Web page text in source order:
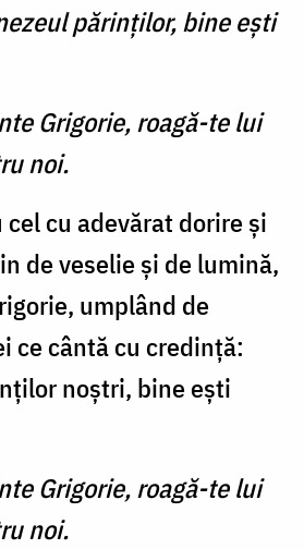
părinţilor, bine eşti
Grigorie, roagă-te lui
noi.
cu adevărat dorire şi
de veselie şi de lumină,
umplând de
ce cântă cu credinţă:
noştri, bine eşti
Grigorie, roagă-te lui
noi.